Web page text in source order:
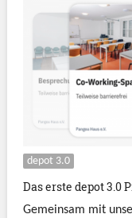
depot 3.0
Das erste depot 3.0
Gemeinsam mit